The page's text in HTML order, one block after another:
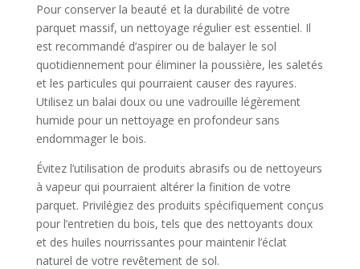
Pour conserver la beauté et la durabilité de votre
parquet massif, un nettoyage régulier est essentiel. Il
est recommandé d’aspirer ou de balayer le sol
quotidiennement pour éliminer la poussière, les saletés
et les particules qui pourraient causer des rayures.
Utilisez un balai doux ou une vadrouille légèrement
humide pour un nettoyage en profondeur sans
endommager le bois.
Évitez l’utilisation de produits abrasifs ou de nettoyeurs
à vapeur qui pourraient altérer la finition de votre
parquet. Privilégiez des produits spécifiquement conçus
pour l’entretien du bois, tels que des nettoyants doux
et des huiles nourrissantes pour maintenir l’éclat
naturel de votre revêtement de sol.